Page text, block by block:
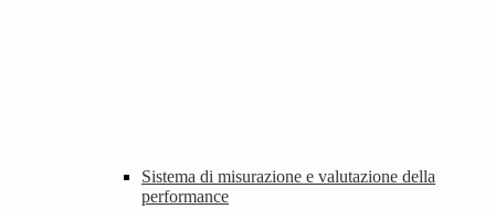
Sistema di misurazione e valutazione della
performance